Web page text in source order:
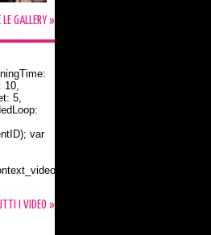
LE GALLERY »
10,
5,
var
I VIDEO »